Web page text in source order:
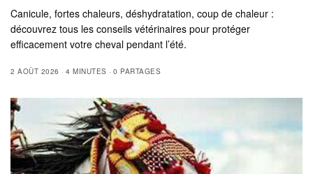
Canicule, fortes chaleurs, déshydratation, coup de chaleur :
découvrez tous les conseils vétérinaires pour protéger
efficacement votre cheval pendant l’été.
2 AOÛT 2026 4 MINUTES 0 PARTAGES